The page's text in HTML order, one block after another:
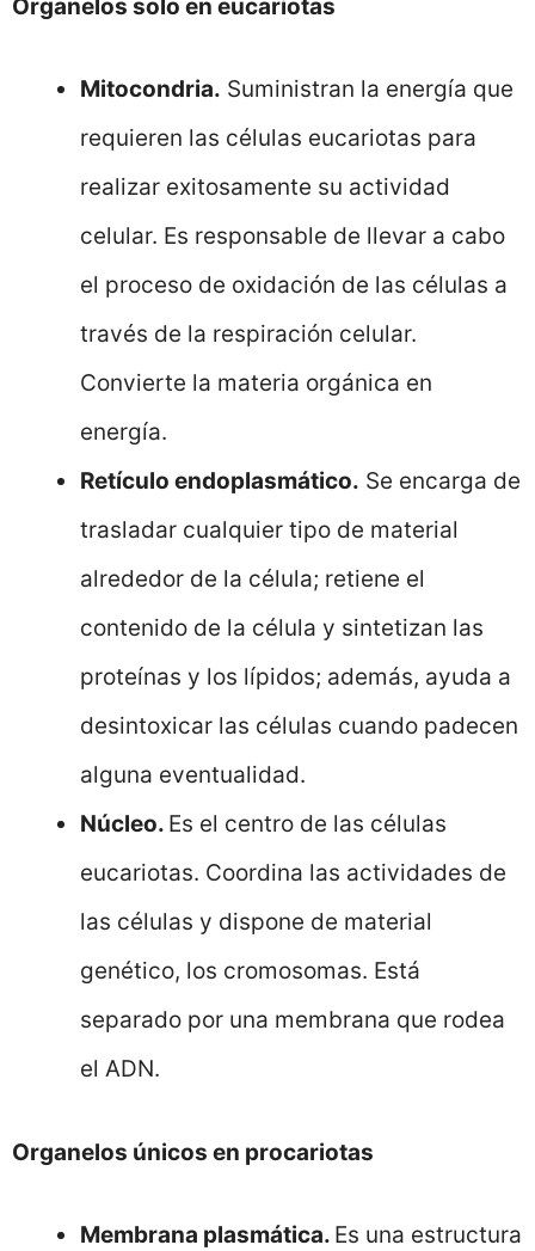
Organelos solo en eucariotas
Mitocondria. Suministran la energía que
requieren las células eucariotas para
realizar exitosamente su actividad
celular. Es responsable de llevar a cabo
el proceso de oxidación de las células a
través de la respiración celular.
Convierte la materia orgánica en
energía.
Retículo endoplasmático. Se encarga de
trasladar cualquier tipo de material
alrededor de la célula; retiene el
contenido de la célula y sintetizan las
proteínas y los lípidos; además, ayuda a
desintoxicar las células cuando padecen
alguna eventualidad.
Núcleo. Es el centro de las células
eucariotas. Coordina las actividades de
las células y dispone de material
genético, los cromosomas. Está
separado por una membrana que rodea
el ADN.
Organelos únicos en procariotas
Membrana plasmática. Es una estructura